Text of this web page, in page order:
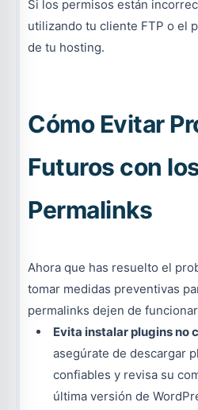
Si los permisos están
utilizando tu cliente FTP o el
de tu hosting.
Cómo Evitar
Futuros con
Permalinks
Ahora que has resuelto el
tomar medidas preventivas
permalinks dejen de
Evita instalar plugins no
asegúrate de descargar
confiables y revisa su
última versión de